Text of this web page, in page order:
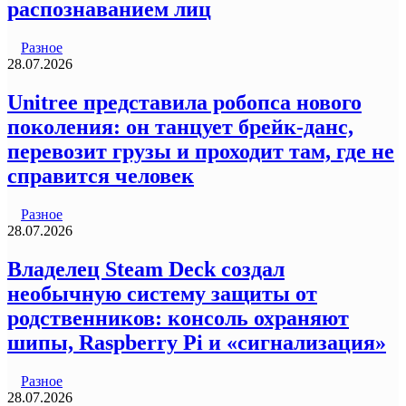
распознаванием лиц
Разное
28.07.2026
Unitree представила робопса нового
поколения: он танцует брейк-данс,
перевозит грузы и проходит там, где не
справится человек
Разное
28.07.2026
Владелец Steam Deck создал
необычную систему защиты от
родственников: консоль охраняют
шипы, Raspberry Pi и «сигнализация»
Разное
28.07.2026